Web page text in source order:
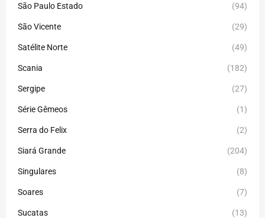
São Paulo Estado (94)
São Vicente (29)
Satélite Norte (49)
Scania (182)
Sergipe (27)
Série Gêmeos (1)
Serra do Felix (2)
Siará Grande (204)
Singulares (8)
Soares (7)
Sucatas (13)